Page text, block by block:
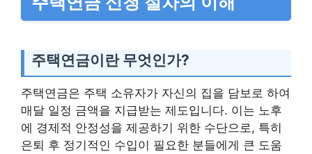
주택연금이란 무엇인가?
주택연금은 주택 소유자가 자신의 집을 담보로 하여
매달 일정 금액을 지급받는 제도입니다. 이는 노후
에 경제적 안정성을 제공하기 위한 수단으로, 특히
은퇴 후 정기적인 수입이 필요한 분들에게 큰 도움